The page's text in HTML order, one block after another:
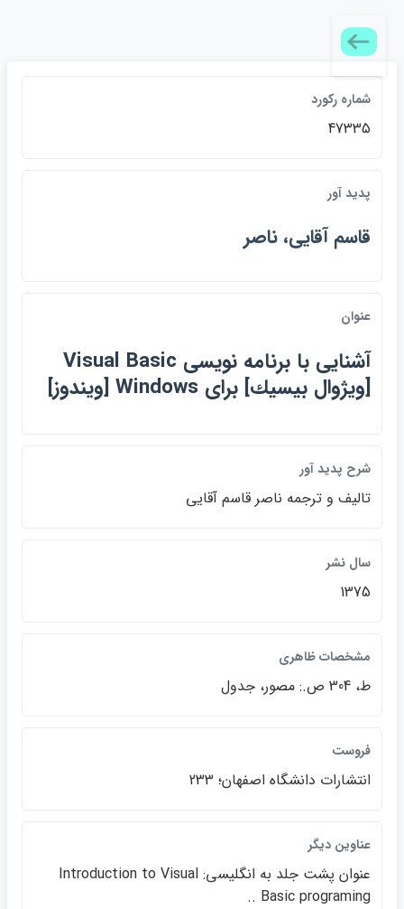
شماره ركورد
47335
پديد آور
قاسم آقايي، ناصر
عنوان
آشنايي با برنامه نويسي Visual Basic
[ويژوال بيسيك] براي Windows [ويندوز]
شرح پديد آور
تاليف و ترجمه ناصر قاسم آقايي
سال نشر
1375
مشخصات ظاهري
ط، 304 ص.: مصور، جدول
فروست
انتشارات دانشگاه اصفهان؛ 233
عناوين ديگر
عنوان پشت جلد به انگليسي: Introduction to Visual
Basic programing ..